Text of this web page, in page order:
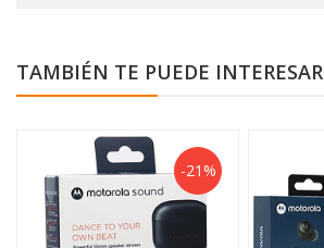
TAMBIÉN TE PUEDE INTERESAR
-21%